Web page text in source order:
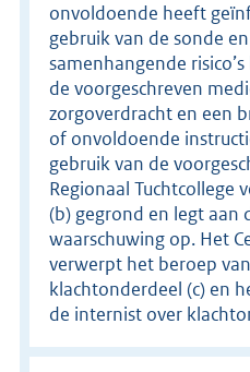
onvoldoende heeft
gebruik van de sonde
samenhangende
de voorgeschreven
zorgoverdracht en een
of onvoldoende
gebruik van de
Regionaal Tuchtcollege
(b) gegrond en legt aan
waarschuwing op. Het
verwerpt het beroep
klachtonderdeel (c) en
de internist over